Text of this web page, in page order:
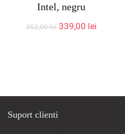
Intel, negru
352,00lei Prețul
339,00 lei
Suport clienti